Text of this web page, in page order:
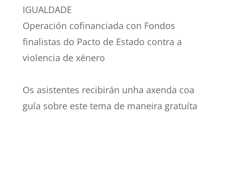
IGUALDADE
Operación cofinanciada con Fondos
finalistas do Pacto de Estado contra a
violencia de xénero
Os asistentes recibirán unha axenda coa
guía sobre este tema de maneira gratuíta